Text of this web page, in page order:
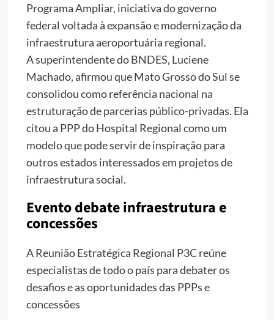
Programa Ampliar, iniciativa do governo
federal voltada à expansão e modernização da
infraestrutura aeroportuária regional.
A superintendente do BNDES, Luciene
Machado, afirmou que Mato Grosso do Sul se
consolidou como referência nacional na
estruturação de parcerias público-privadas. Ela
citou a PPP do Hospital Regional como um
modelo que pode servir de inspiração para
outros estados interessados em projetos de
infraestrutura social.
Evento debate infraestrutura e
concessões
A Reunião Estratégica Regional P3C reúne
especialistas de todo o país para debater os
desafios e as oportunidades das PPPs e
concessões